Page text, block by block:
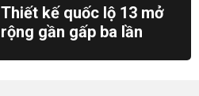
Thiết kế quốc lộ 13 mở
rộng gần gấp ba lần